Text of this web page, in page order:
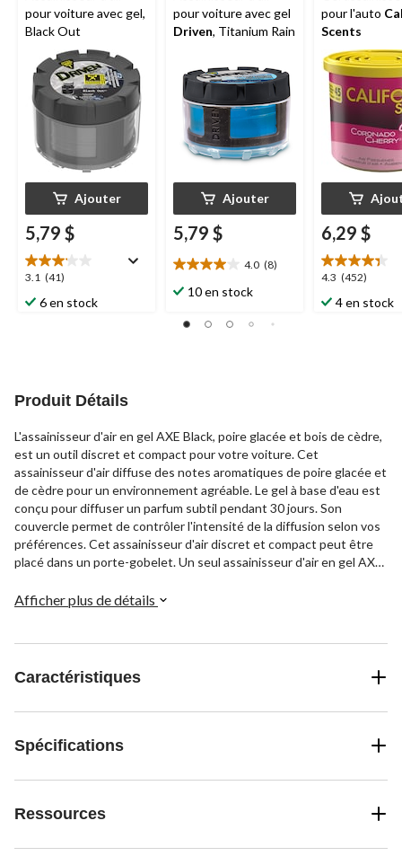
pour voiture avec gel,
Black Out
Ajouter
5,79 $
3.1 (41)
3.1
étoile(s)
sur
6 en stock
pour voiture avec gel
Driven, Titanium Rain
Ajouter
5,79 $
4.0 (8)
4.0
étoile(s)
5.
10 en stock
pour l'auto
Scents
6,29 $
4.3 (452)
4.3
étoile(s)
sur
4 en stock
Produit Détails
L'assainisseur d'air en gel AXE Black, poire glacée et bois de cèdre,
est un outil discret et compact pour votre voiture. Cet
assainisseur d'air diffuse des notes aromatiques de poire glacée et
de cèdre pour un environnement agréable. Le gel à base d'eau est
conçu pour diffuser un parfum subtil pendant 30 jours. Son
couvercle permet de contrôler l'intensité de la diffusion selon vos
préférences. Cet assainisseur d'air discret et compact peut être
placé dans un porte-gobelet. Un seul assainisseur d'air en gel AXE
Afficher plus de détails
Caractéristiques
Spécifications
Ressources